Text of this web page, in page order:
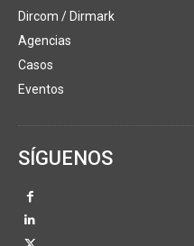
Dircom / Dirmark
Agencias
Casos
Eventos
SÍGUENOS